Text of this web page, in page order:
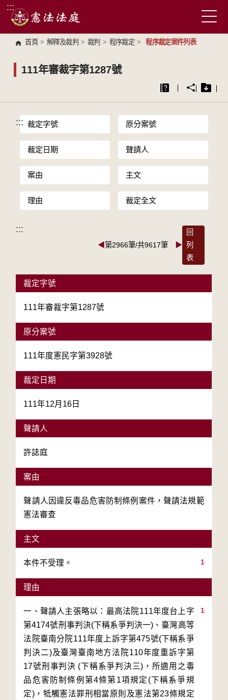
跳到主要內容區塊
:::
首頁 > 解釋及裁判 > 裁判 > 程序裁定 > 程序裁定案件列表
111年審裁字第1287號
::: 裁定字號 原分案號
裁定日期 聲請人
案由 主文
理由 裁定全文
:::
◀第2966筆/共9617筆 ▶
回
列
表
裁定字號
111年審裁字第1287號
原分案號
111年度憲民字第3928號
裁定日期
111年12月16日
聲請人
許誌庭
案由
聲請人因違反毒品危害防制條例案件，聲請法規範
憲法審查
主文
1
本件不受理。
理由
1
一、聲請人主張略以：最高法院111年度台上字
第4174號刑事判決(下稱系爭判決一)、臺灣高等
法院臺南分院111年度上訴字第475號(下稱系爭
判決二)及臺灣臺南地方法院110年度重訴字第
17號刑事判決 (下稱系爭判決三)，所適用之毒
品危害防制條例第4條第1項規定(下稱系爭規
定)，牴觸憲法罪刑相當原則及憲法第23條規定